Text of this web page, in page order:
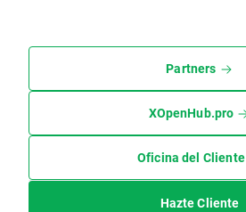
Partners
XOpenHub.pro
Oficina del Cliente
Hazte Cliente